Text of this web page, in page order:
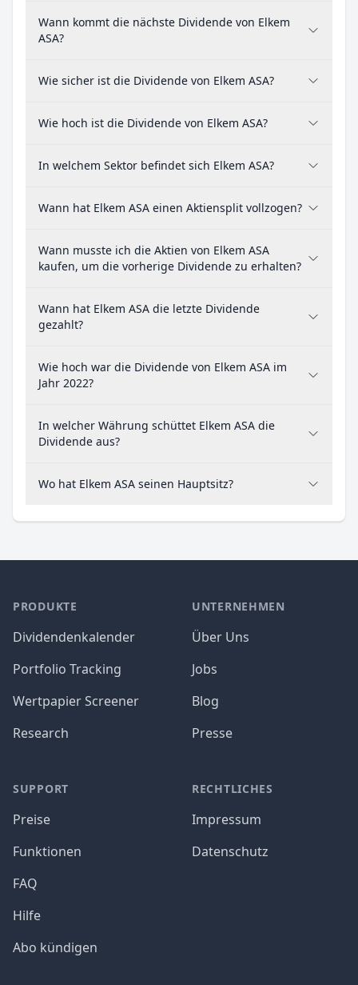
Wann kommt die nächste Dividende von Elkem
ASA?
Wie sicher ist die Dividende von Elkem ASA?
Wie hoch ist die Dividende von Elkem ASA?
In welchem Sektor befindet sich Elkem ASA?
Wann hat Elkem ASA einen Aktiensplit vollzogen?
Wann musste ich die Aktien von Elkem ASA
kaufen, um die vorherige Dividende zu erhalten?
Wann hat Elkem ASA die letzte Dividende
gezahlt?
Wie hoch war die Dividende von Elkem ASA im
Jahr 2022?
In welcher Währung schüttet Elkem ASA die
Dividende aus?
Wo hat Elkem ASA seinen Hauptsitz?
PRODUKTE
Dividendenkalender
Portfolio Tracking
Wertpapier Screener
Research
SUPPORT
Preise
Funktionen
FAQ
Hilfe
Abo kündigen
UNTERNEHMEN
Über Uns
Jobs
Blog
Presse
RECHTLICHES
Impressum
Datenschutz